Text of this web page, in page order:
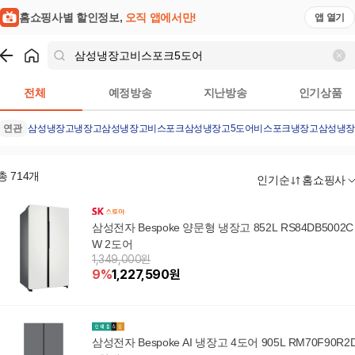
홈쇼핑사별 할인정보, 오직 앱에서만! 앱 열기
전체 예정방송 지난방송 인기상품
연관 삼성냉장고냉장고삼성냉장고비스포크삼성냉장고5도어비스포크냉장고삼성냉
714개 인기순 홈쇼핑사
삼성전자 Bespoke 양문형 냉장고 852L RS84DB5002C
W 2도어
1,349,000원
9%1,227,590원
삼성전자 Bespoke AI 냉장고 4도어 905L